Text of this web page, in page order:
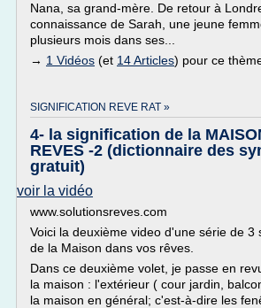
Nana, sa grand-mère. De retour à
connaissance de Sarah, une jeune
plusieurs mois dans ses...
→ 1 Vidéos (et 14 Articles) pour ce
SIGNIFICATION REVE RAT »
4- la signification de la
REVES -2 (dictionnaire des
gratuit)
voir la vidéo
www.solutionsreves.com
Voici la deuxième video d'une série de 3
de la Maison dans vos rêves.
Dans ce deuxième volet, je passe en
la maison : l'extérieur ( cour jardin,
la maison en général; c'est-à-dire les